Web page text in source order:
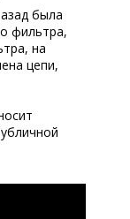
была
фильтра,
на
цепи,